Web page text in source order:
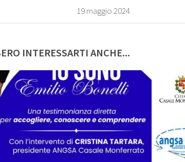
19 maggio 2024
INTERESSARTI ANCHE...